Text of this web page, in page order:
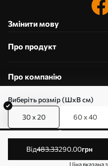
Виберіть розмір (ШхВ см)
30 x 20 60 x 40
від483.33290.00грн
Ціна вказана
Змінити мову
Про продукт
Про компанію
Редагування
© 2011-2026 Art-holst.
ТОВ “КЛЄВЄР”.